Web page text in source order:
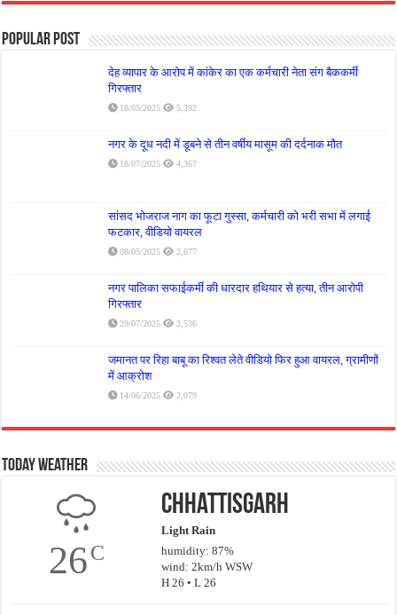
Popular Post
देह व्यापार के आरोप में कांकेर का एक कर्मचारी नेता संग बैककर्मी
गिरफ्तार
18/05/2025 5,392
नगर के दूध नदी में डूबने से तीन वर्षीय मासूम की दर्दनाक मौत
18/07/2025 4,367
सांसद भोजराज नाग का फूटा गुस्सा, कर्मचारी को भरी सभा में लगाई
फटकार, वीडियो वायरल
08/05/2025 2,677
नगर पालिका सफाईकर्मी की धारदार हथियार से हत्या, तीन आरोपी
गिरफ्तार
29/07/2025 2,536
जमानत पर रिहा बाबू का रिश्वत लेते वीडियो फिर हुआ वायरल, ग्रामीणों
में आक्रोश
14/06/2025 2,079
Today Weather
26C
Chhattisgarh
Light Rain
humidity: 87%
wind: 2km/h WSW
H 26 • L 26